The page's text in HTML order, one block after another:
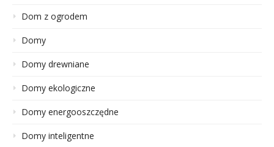
Dom z ogrodem
Domy
Domy drewniane
Domy ekologiczne
Domy energooszczędne
Domy inteligentne